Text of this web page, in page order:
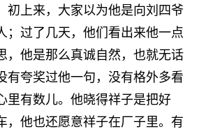
初上来，大家以为他是向刘四爷
；过了几天，他们看出来他一点
，他是那么真诚自然，也就无话
有夸奖过他一句，没有格外多看
里有数儿。他晓得祥子是把好
，他也还愿意祥子在厂子里。有